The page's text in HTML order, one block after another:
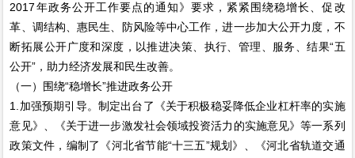
2017年政务公开工作要点的通知》要求，紧紧围绕稳增长、促改
革、调结构、惠民生、防风险等中心工作，进一步加大公开力度，不
断拓展公开广度和深度，以推进决策、执行、管理、服务、结果“五
公开”，助力经济发展和民生改善。
（一）围绕“稳增长”推进政务公开
1.加强预期引导。制定出台了《关于积极稳妥降低企业杠杆率的实施
意见》、《关于进一步激发社会领域投资活力的实施意见》等一系列
政策文件，编制了《河北省节能“十三五”规划》、《河北省轨道交通